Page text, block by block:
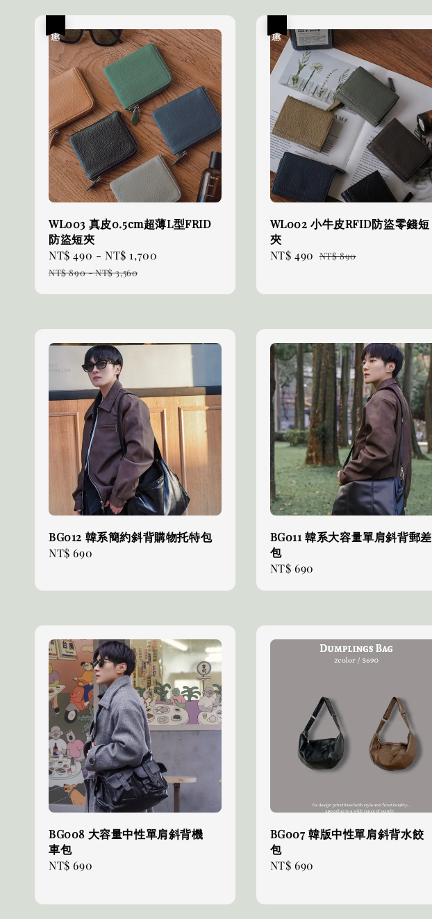
WL003 真皮0.5cm超薄L型FRID
防盜短夾
Sale
price
NT$ 490 -NT$ 1,700
NT$ 890-NT$ 3,560
WL002 小牛皮RFID防盜零錢短
夾
Sale
NT$ 490 Regular
NT$ 890
BG012 韓系簡約斜背購物托特包
Regular
NT$ 690
BG011 韓系大容量單肩斜背郵差
包
Regular
NT$ 690
BG008 大容量中性單肩斜背機
車包
Regular
NT$ 690
BG007 韓版中性單肩斜背水餃
包
Regular
NT$ 690